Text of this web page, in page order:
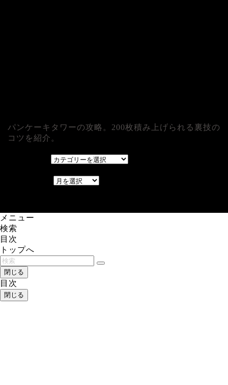
パンケーキタワーの攻略。200枚積み上げられる裏技の
コツを紹介。
メニュー
検索
目次
トップへ
閉じる
目次
閉じる